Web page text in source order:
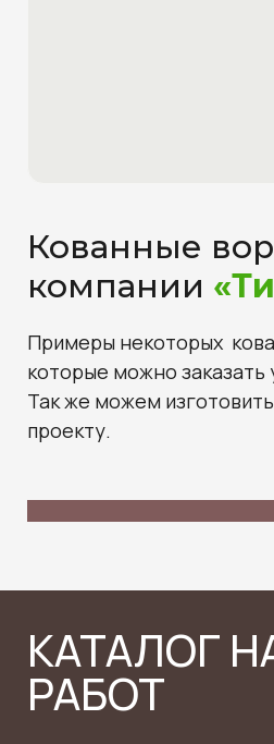
Кованные
компании
Примеры некоторых
которые можно заказать
Так же можем
проекту.
КАТАЛОГ
РАБОТ